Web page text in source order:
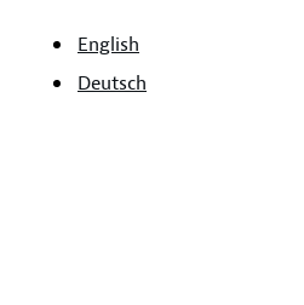
English
Deutsch